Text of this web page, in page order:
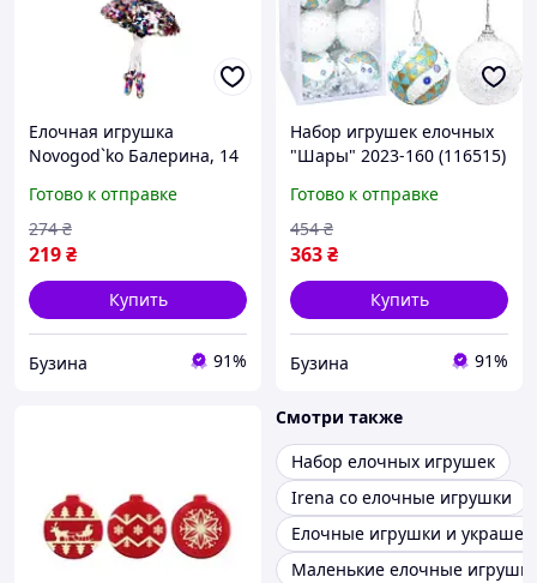
Елочная игрушка
Novogod`ko Балерина, 14
buzyna
Готово к отправке
219₴
274 ₴
Купить
Бузина 91%
Набор игрушек елочных
"Шары" 2023-160 (116515)
buzyna
Готово к отправке
363₴
454 ₴
Купить
Бузина 91%
Смотри также
Набор елочных игрушек
Irena co елочные игрушки
Елочные игрушки и
Маленькие елочные